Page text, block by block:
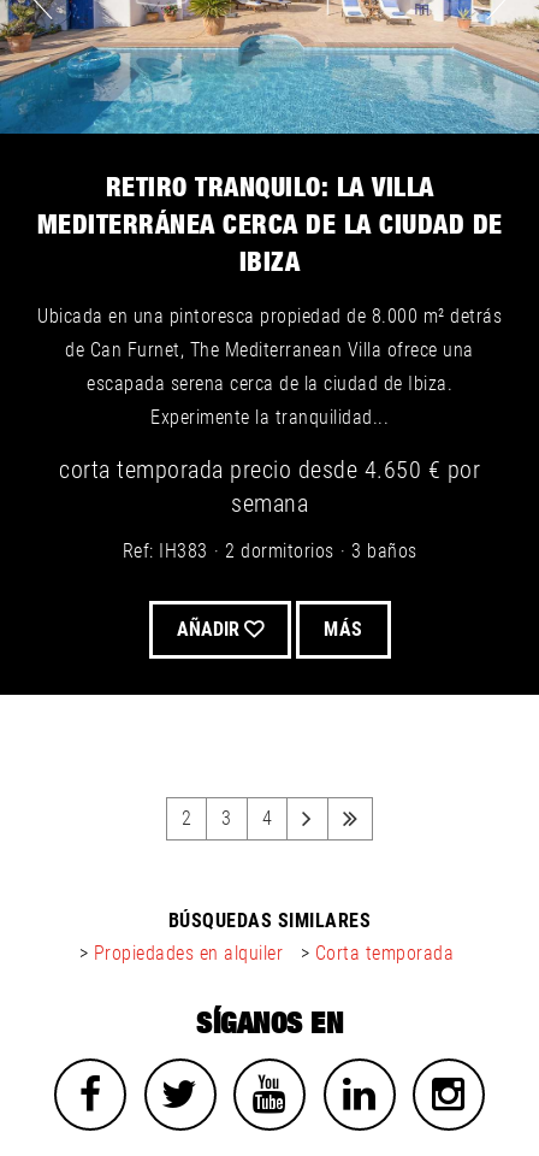
RETIRO TRANQUILO: LA VILLA
MEDITERRÁNEA CERCA DE LA CIUDAD DE
IBIZA
Ubicada en una pintoresca propiedad de 8.000 m² detrás
de Can Furnet, The Mediterranean Villa ofrece una
escapada serena cerca de la ciudad de Ibiza.
Experimente la tranquilidad...
corta temporada precio desde 4.650 € por
semana
Ref: IH383 2 dormitorios 3 baños
AÑADIR MÁS
2 3 4
BÚSQUEDAS SIMILARES
> Propiedades en alquiler > Corta temporada
SÍGANOS EN